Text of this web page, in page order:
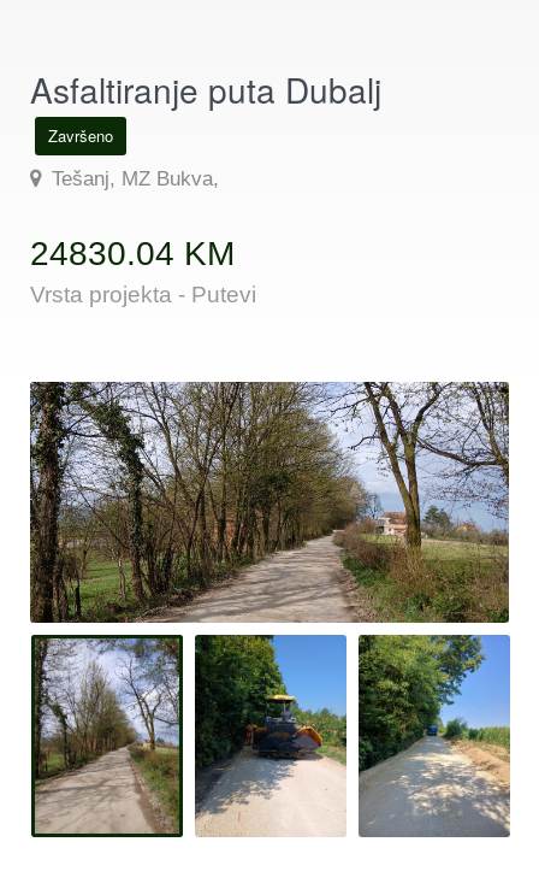
Asfaltiranje puta Dubalj
Završeno
Tešanj, MZ Bukva,
24830.04 KM
Vrsta projekta - Putevi